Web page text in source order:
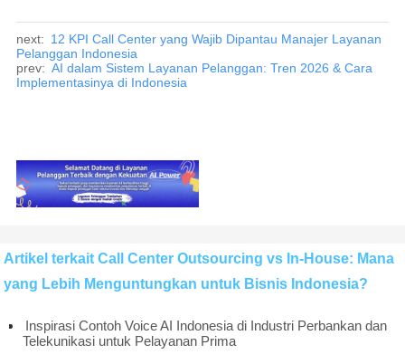
next: 12 KPI Call Center yang Wajib Dipantau Manajer Layanan
Pelanggan Indonesia
prev: AI dalam Sistem Layanan Pelanggan: Tren 2026 & Cara
Implementasinya di Indonesia
Artikel terkait Call Center Outsourcing vs In-House: Mana
yang Lebih Menguntungkan untuk Bisnis Indonesia?
Inspirasi Contoh Voice AI Indonesia di Industri Perbankan dan
Telekunikasi untuk Pelayanan Prima